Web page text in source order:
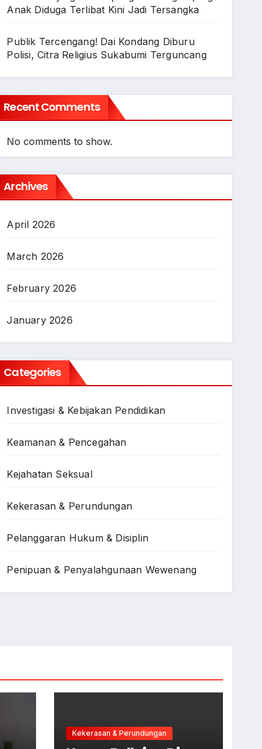
Anak Diduga Terlibat Kini Jadi Tersangka
Publik Tercengang! Dai Kondang Diburu
Polisi, Citra Religius Sukabumi Terguncang
Recent Comments
No comments to show.
Archives
April 2026
March 2026
February 2026
January 2026
Categories
Investigasi & Kebijakan Pendidikan
Keamanan & Pencegahan
Kejahatan Seksual
Kekerasan & Perundungan
Pelanggaran Hukum & Disiplin
Penipuan & Penyalahgunaan Wewenang
Kekerasan & Perundungan